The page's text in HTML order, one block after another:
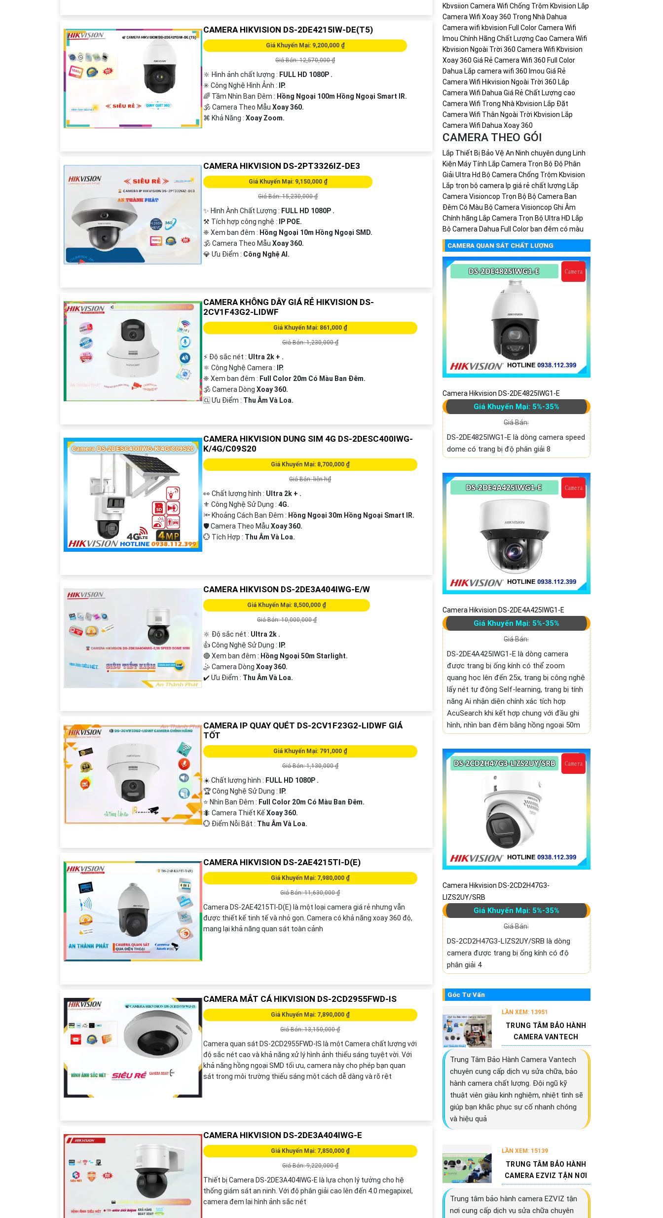
CAMERA HIKVISION DS-2DE4215IW-DE(T5)
Giá Khuyến Mại: 9,200,000 ₫
Giá Bán: 12,570,000 ₫
🔆 Hình ảnh chất lượng : FULL HD 1080P .
✳️ Công Nghệ Hình Ảnh :
IP.
🌈 Tầm Nhìn Ban Đêm : Hồng Ngoại 100m Hồng Ngoại Smart IR.
🕉️ Camera Theo MẫuXoay 360.
️⌘ Khả Năng :Xoay Zoom.
CAMERA HIKVISION DS-2PT3326IZ-DE3
Giá Khuyến Mại: 9,150,000 ₫
Giá Bán: 15,230,000 ₫
✨ Hình Ành Chất Lượng : FULL HD 1080P .
⚒ Tích hợp công nghệ :
IP POE.
❈ Xem ban đêm : Hồng Ngoại 10m Hồng Ngoại SMD.
🕉️ Camera Theo MẫuXoay 360.
️💎 Ưu Điểm : Công Nghệ AI.
CAMERA KHÔNG DÂY GIÁ RẺ HIKVISION DS-
2CV1F43G2-LIDWF
Giá Khuyến Mại: 861,000 ₫
Giá Bán: 1,230,000 ₫
️⚡ Độ sắc nét : Ultra 2k + .
⚛️ Công Nghệ Camera :
IP.
❈ Xem ban đêm : Full Color 20m Có Màu Ban Ðêm.
🕉️ Camera DòngXoay 360.
️🆑 Ưu Điểm : Thu Âm Và Loa.
CAMERA HIKVISION DUNG SIM 4G DS-2DESC400IWG-
K/4G/C09S20
Giá Khuyến Mại: 8,700,000 ₫
Giá Bán: liên h₫
️
👀 Chất lượng hình : Ultra 2k + .
⚜️ Công Nghệ Sử Dụng :4G.
🔦 Khoảng Cách Ban Đêm : Hồng Ngoại 30m Hồng Ngoại Smart IR.
🛡 Camera Theo MẫuXoay 360.
️💮 Tích Hợp : Thu Âm Và Loa.
CAMERA HIKVISON DS-2DE3A404IWG-E/W
Giá Khuyến Mại: 8,500,000 ₫
Giá Bán: 10,000,000 ₫
🔆 Độ sắc nét : Ultra 2k .
👍 Công Nghệ Sử Dụng : IP.
🔴 Xem ban đêm : Hồng Ngoại 50m Starlight.
🤹 Camera DòngXoay 360.
️✔️ Ưu Điểm : Thu Âm Và Loa.
CAMERA IP QUAY QUÉT DS-2CV1F23G2-LIDWF GIÁ
TỐT
Giá Khuyến Mại: 791,000 ₫
Giá Bán: 1,130,000 ₫
☀️ Chất lượng hình : FULL HD 1080P .
🏆 Công Nghệ Sử Dụng :
IP.
⭐ Nhìn Ban Đêm : Full Color 20m Có Màu Ban Ðêm.
🐜 Camera Thiết KếXoay 360.
️💮 Điểm Nỗi Bật : Thu Âm Và Loa.
CAMERA HIKVISION DS-2AE4215TI-D(E)
Giá Khuyến Mại: 7,980,000 ₫
Giá Bán: 11,630,000 ₫
Camera DS-2AE4215TI-D(E) là một loại camera giá rẻ nhưng vẫn
được thiết kế tinh tế và nhỏ gọn. Camera có khả năng xoay 360 độ,
mang lại khả năng quan sát toàn cảnh
CAMERA MẮT CÁ HIKVISION DS-2CD2955FWD-IS
Giá Khuyến Mại: 7,890,000 ₫
Giá Bán: 13,150,000 ₫
Camera quan sát DS-2CD2955FWD-IS là một Camera chất lượng với
độ sắc nét cao và khả năng xử lý hình ảnh thiếu sáng tuyệt vời. Với
khả năng hồng ngoại SMD tối ưu, camera này cho phép bạn quan
sát trong môi trường thiếu sáng một cách dễ dàng và rõ rệt
CAMERA HIKVISION DS-2DE3A404IWG-E
Giá Khuyến Mại: 7,850,000 ₫
Giá Bán: 9,220,000 ₫
Thiết bị Camera DS-2DE3A404IWG-E là lựa chọn lý tưởng cho hệ
thống giám sát an ninh. Với độ phân giải cao lên đến 4.0 megapixel,
camera đem lại hình ảnh sắc nét
Kbvsiion Camera Wifi Chống Trộm Kbvision Lắp
Camera Wifi Xoay 360 Trong Nhà Dahua
Camera wifi kbvision Full Color Camera Wifi
Imou Chính Hãng Chất Lượng Cao Camera Wifi
Kbvision Ngoài Trời 360 Camera Wifi Kbvision
Xoay 360 Giá Rẻ Camera Wifi 360 Full Color
Dahua Lắp camera wifi 360 Imou Giá Rẻ
Camera Wifi Hikvision Ngoài Trời 360 Lắp
Camera Wifi Dahua Giá Rẻ Chất Lượng cao
Camera Wifi Trong Nhà Kbvision Lắp Đặt
Camera Wifi Thân Ngoài Trời Kbvision Lắp
Camera Wifi Dahua Xoay 360
CAMERA THEO GÓI
Lắp Thiết Bị Bảo Vệ An Ninh chuyên dụng Linh
Kiện Máy Tính Lắp Camera Trọn Bộ Độ Phân
Giải Ultra Hd Bộ Camera Chống Trộm Kbvision
Lắp trọn bộ camera Ip giá rẻ chất lượng Lắp
Camera Visioncop Trọn Bộ Bộ Camera Ban
Đêm Có Màu Bộ Camera Visioncop Ghi Âm
Chính hãng Lắp Camera Trọn Bộ Ultra HD Lắp
Bộ Camera Dahua Full Color ban đêm có màu
CAMERA QUAN SÁT CHẤT LƯỢNG
Camera Hikvision DS-2DE4825IWG1-E
Giá Khuyến Mại: 5%-35%
Giá Bán:
DS-2DE4825IWG1-E là dòng camera speed
dome có trang bị độ phân giải 8
Camera Hikvision DS-2DE4A425IWG1-E
Giá Khuyến Mại: 5%-35%
Giá Bán:
DS-2DE4A425IWG1-E là dòng camera
được trang bị ống kính có thể zoom
quang học lên đến 25x, trang bị công nghệ
lấy nét tự động Self-learning, trang bị tính
năng Ai nhận diện chính xác tích hợp
AcuSearch khi kết hợp chung với đầu ghi
hình, nhìn ban đêm bằng hồng ngoại 50m
Camera Hikvision DS-2CD2H47G3-
LIZS2UY/SRB
Giá Khuyến Mại: 5%-35%
Giá Bán:
DS-2CD2H47G3-LIZS2UY/SRB là dòng
camera được trang bị ống kính có độ
phân giải 4
Góc Tư Vấn
LẦN XEM: 13951
TRUNG TÂM BẢO HÀNH
CAMERA VANTECH
Trung Tâm Bảo Hành Camera Vantech
chuyên cung cấp dịch vụ sửa chữa, bảo
hành camera chất lượng. Đội ngũ kỹ
thuật viên giàu kinh nghiệm, nhiệt tình sẽ
giúp bạn khắc phục sự cố nhanh chóng
và hiệu quả
LẦN XEM: 15139
TRUNG TÂM BẢO HÀNH
CAMERA EZVIZ TẬN NƠI
Trung tâm bảo hành camera EZVIZ tận
nơi cung cấp dịch vụ sửa chữa chuyên